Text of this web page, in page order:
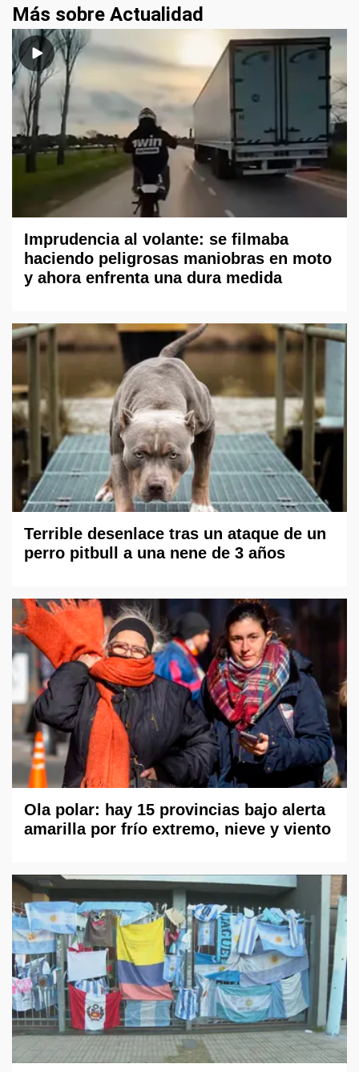
Más sobre Actualidad
Imprudencia al volante: se filmaba
haciendo peligrosas maniobras en moto
y ahora enfrenta una dura medida
Terrible desenlace tras un ataque de un
perro pitbull a una nene de 3 años
Ola polar: hay 15 provincias bajo alerta
amarilla por frío extremo, nieve y viento